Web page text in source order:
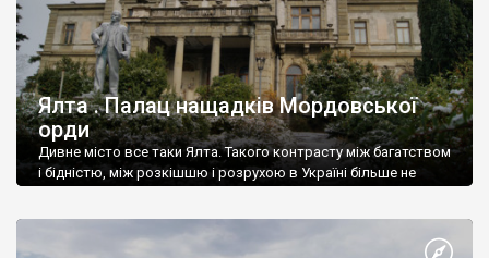
Ялта . Палац нащадків Мордовської
орди
Дивне місто все таки Ялта. Такого контрасту між багатством
і бідністю, між розкішшю і розрухою в Україні більше не